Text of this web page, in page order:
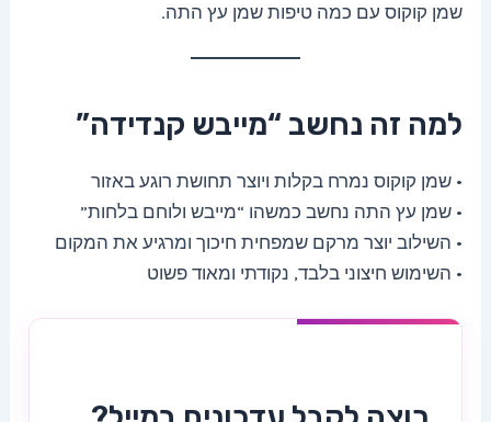
שמן קוקוס עם כמה טיפות שמן עץ התה.
למה זה נחשב “מייבש קנדידה”
• שמן קוקוס נמרח בקלות ויוצר תחושת רוגע באזור
• שמן עץ התה נחשב כמשהו “מייבש ולוחם בלחות”
• השילוב יוצר מרקם שמפחית חיכוך ומרגיע את המקום
• השימוש חיצוני בלבד, נקודתי ומאוד פשוט